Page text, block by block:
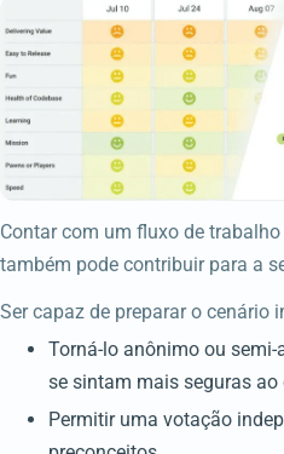
Contar com um fluxo de
também pode contribuir para a
Ser capaz de preparar o cenário
Torná-lo anônimo ou
se sintam mais seguras
Permitir uma votação